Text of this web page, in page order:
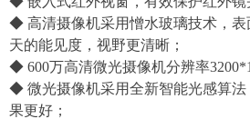
◆ 高清摄像机采用憎水玻璃技术 ，
天的能见度，视野更清晰；
◆ 600万高清微光摄像机分辨率
◆ 微光摄像机采用全新智能光感算
果更好；